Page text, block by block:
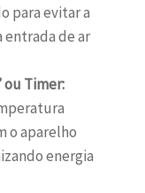
para evitar a
entrada de ar
ou Timer:
o aparelho
energia